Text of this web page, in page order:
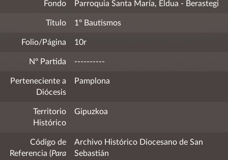
Fondo Parroquia Santa María, Eldua - Berastegi
Título 1º Bautismos
Folio/Página 10r
Nº Partida ----------
Perteneciente a
Diócesis
Pamplona
Territorio
Histórico
Gipuzkoa
Código de
Referencia (Para
Archivo Histórico Diocesano de San
Sebastián